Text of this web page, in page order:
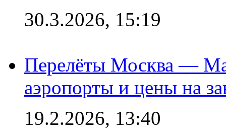
30.3.2026, 15:19
Перелёты Москва —
аэропорты и цены на
19.2.2026, 13:40